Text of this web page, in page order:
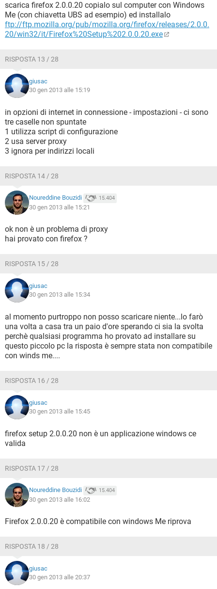
scarica firefox 2.0.0.20 copialo sul computer con Windows
Me (con chiavetta UBS ad esempio) ed installalo
ftp://ftp.mozilla.org/pub/mozilla.org/firefox/releases/2.0.0.
20/win32/it/Firefox%20Setup%202.0.0.20.exe
RISPOSTA 13 / 28
giusac
30 gen 2013 alle 15:19
in opzioni di internet in connessione - impostazioni - ci sono
tre caselle non spuntate
1 utilizza script di configurazione
2 usa server proxy
3 ignora per indirizzi locali
RISPOSTA 14 / 28
Noureddine Bouzidi 15.404
30 gen 2013 alle 15:21
ok non è un problema di proxy
hai provato con firefox ?
RISPOSTA 15 / 28
giusac
30 gen 2013 alle 15:34
al momento purtroppo non posso scaricare niente...lo farò
una volta a casa tra un paio d'ore sperando ci sia la svolta
perchè qualsiasi programma ho provato ad installare su
questo piccolo pc la risposta è sempre stata non compatibile
con winds me....
RISPOSTA 16 / 28
giusac
30 gen 2013 alle 15:45
firefox setup 2.0.0.20 non è un applicazione windows ce
valida
RISPOSTA 17 / 28
Noureddine Bouzidi 15.404
30 gen 2013 alle 16:02
Firefox 2.0.0.20 è compatibile con windows Me riprova
RISPOSTA 18 / 28
giusac
30 gen 2013 alle 20:37